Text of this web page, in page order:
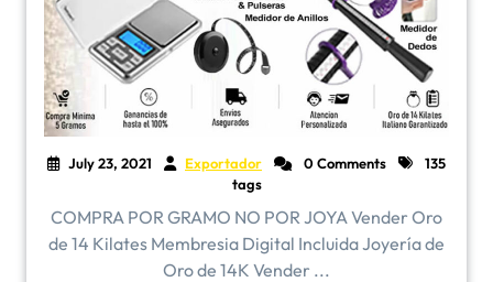
July 23, 2021 Exportador 0 Comments
135
tags
COMPRA POR GRAMO NO POR JOYA Vender Oro
de 14 Kilates Membresia Digital Incluida Joyería de
Oro de 14K Vender ...